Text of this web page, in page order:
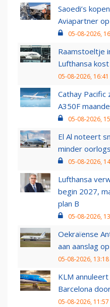
Saoedi’s
Aviapartner
05-08-2026,
Raamstoeltje
Lufthansa
05-08-2026, 16:41
Cathay
A350F
05-08-2026,
El Al noteert
minder
05-08-2026,
Lufthansa
begin 2027,
plan B
05-08-2026,
Oekraïense
aan aanslag
05-08-2026, 13:18
KLM
Barcelona
05-08-2026, 11:57